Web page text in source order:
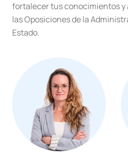
fortalecer tus conocimientos y
las Oposiciones de la
Estado.